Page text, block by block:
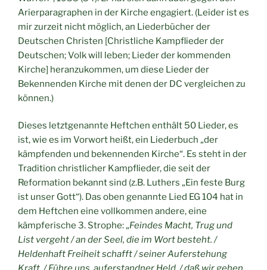
Arierparagraphen in der Kirche engagiert. (Leider ist es
mir zurzeit nicht möglich, an Liederbücher der
Deutschen Christen [Christliche Kampflieder der
Deutschen; Volk will leben; Lieder der kommenden
Kirche] heranzukommen, um diese Lieder der
Bekennenden Kirche mit denen der DC vergleichen zu
können.)
Dieses letztgenannte Heftchen enthält 50 Lieder, es
ist, wie es im Vorwort heißt, ein Liederbuch „der
kämpfenden und bekennenden Kirche“. Es steht in der
Tradition christlicher Kampflieder, die seit der
Reformation bekannt sind (z.B. Luthers „Ein feste Burg
ist unser Gott“). Das oben genannte Lied EG 104 hat in
dem Heftchen eine vollkommen andere, eine
kämpferische 3. Strophe: „Feindes Macht, Trug und
List vergeht / an der Seel, die im Wort besteht. /
Heldenhaft Freiheit schafft / seiner Auferstehung